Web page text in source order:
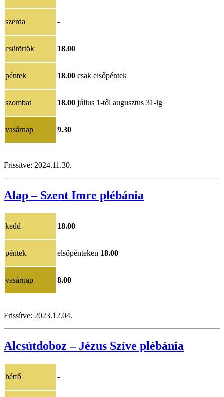
szerda -
csütörtök 18.00
péntek 18.00 csak elsőpéntek
szombat 18.00 július 1-től augusztus 31-ig
vasárnap 9.30
Frissítve: 2024.11.30.
Alap – Szent Imre plébánia
kedd 18.00
péntek elsőpénteken 18.00
vasárnap 8.00
Frissítve: 2023.12.04.
Alcsútdoboz – Jézus Szíve plébánia
hétfő -